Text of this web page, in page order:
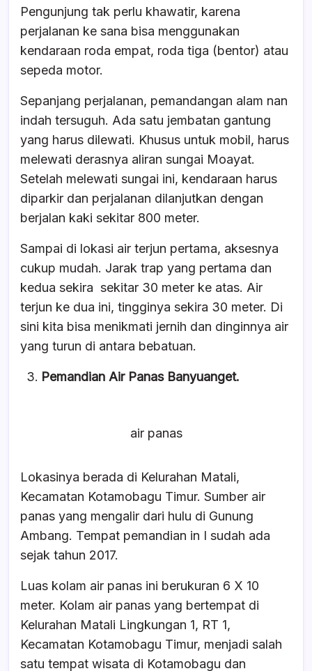
Pengunjung tak perlu khawatir, karena
perjalanan ke sana bisa menggunakan
kendaraan roda empat, roda tiga (bentor) atau
sepeda motor.
Sepanjang perjalanan, pemandangan alam nan
indah tersuguh. Ada satu jembatan gantung
yang harus dilewati. Khusus untuk mobil, harus
melewati derasnya aliran sungai Moayat.
Setelah melewati sungai ini, kendaraan harus
diparkir dan perjalanan dilanjutkan dengan
berjalan kaki sekitar 800 meter.
Sampai di lokasi air terjun pertama, aksesnya
cukup mudah. Jarak trap yang pertama dan
kedua sekira sekitar 30 meter ke atas. Air
terjun ke dua ini, tingginya sekira 30 meter. Di
sini kita bisa menikmati jernih dan dinginnya air
yang turun di antara bebatuan.
Pemandian Air Panas Banyuanget.
air panas
Lokasinya berada di Kelurahan Matali,
Kecamatan Kotamobagu Timur. Sumber air
panas yang mengalir dari hulu di Gunung
Ambang. Tempat pemandian in I sudah ada
sejak tahun 2017.
Luas kolam air panas ini berukuran 6 X 10
meter. Kolam air panas yang bertempat di
Kelurahan Matali Lingkungan 1, RT 1,
Kecamatan Kotamobagu Timur, menjadi salah
satu tempat wisata di Kotamobagu dan